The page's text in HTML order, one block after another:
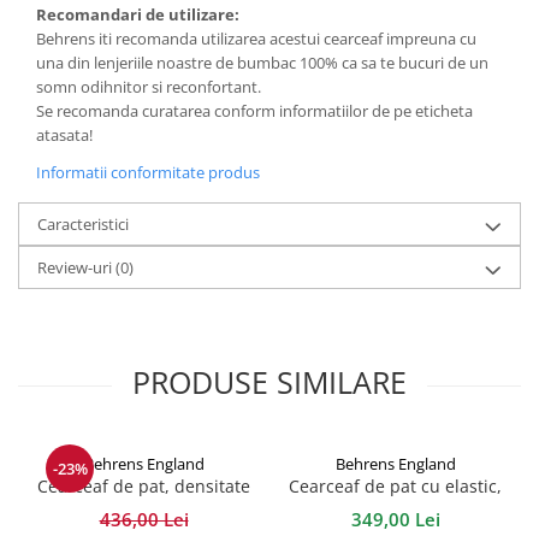
Recomandari de utilizare:
Behrens iti recomanda utilizarea acestui cearceaf impreuna cu
una din lenjeriile noastre de bumbac 100% ca sa te bucuri de un
somn odihnitor si reconfortant.
Se recomanda curatarea conform informatiilor de pe eticheta
atasata!
Informatii conformitate produs
Caracteristici
Review-uri(0)
PRODUSE SIMILARE
-23%Behrens England
Cearceaf de pat, densitate
1000TC -Ice Grey
436,00 Lei
Behrens England
Cearceaf de pat cu elastic,
400TC - Alb
349,00 Lei